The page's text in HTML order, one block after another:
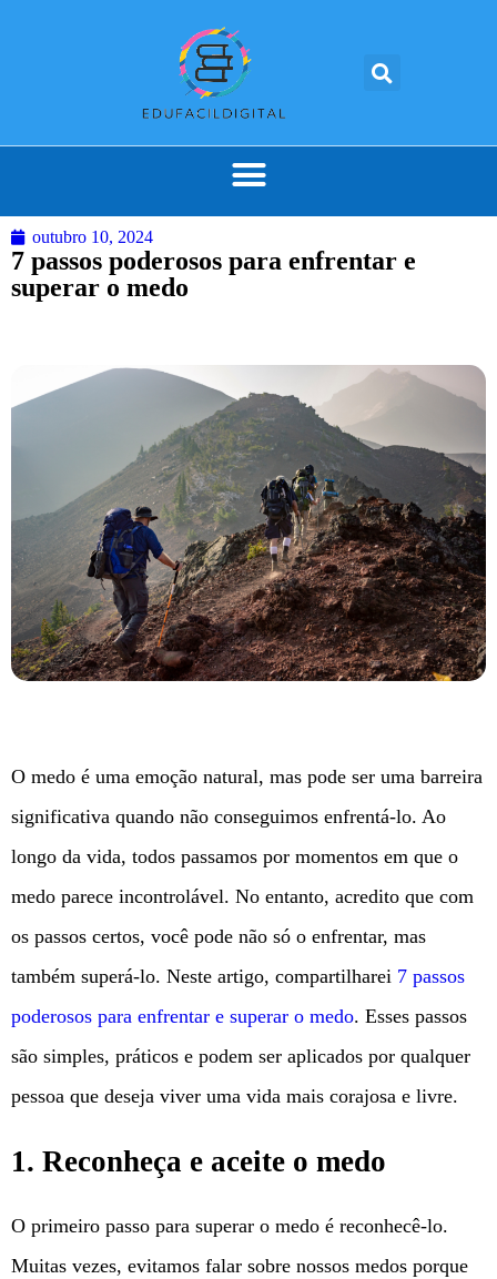
outubro 10, 2024
7 passos poderosos para enfrentar e
superar o medo
O medo é uma emoção natural, mas pode ser uma barreira
significativa quando não conseguimos enfrentá-lo. Ao
longo da vida, todos passamos por momentos em que o
medo parece incontrolável. No entanto, acredito que com
os passos certos, você pode não só o enfrentar, mas
também superá-lo. Neste artigo, compartilharei 7 passos
poderosos para enfrentar e superar o medo. Esses passos
são simples, práticos e podem ser aplicados por qualquer
pessoa que deseja viver uma vida mais corajosa e livre.
1. Reconheça e aceite o medo
O primeiro passo para superar o medo é reconhecê-lo.
Muitas vezes, evitamos falar sobre nossos medos porque